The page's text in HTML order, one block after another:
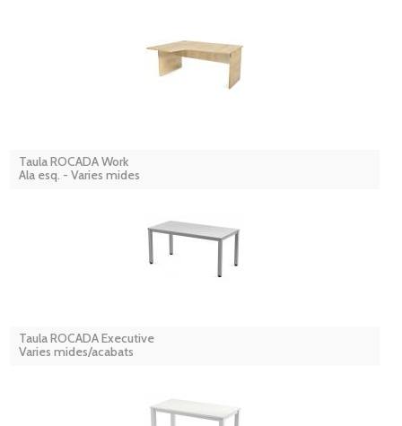
Taula ROCADA Work
Ala esq. - Varies mides
Taula ROCADA Executive
Varies mides/acabats